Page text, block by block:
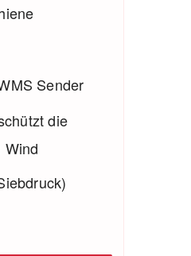
Sender
die
Wind